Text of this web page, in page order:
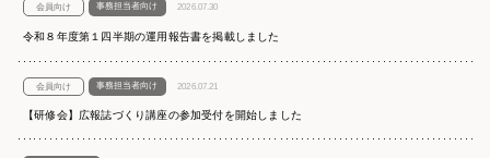
会員向け 事務担当者向け 2026.07.30
令和８年度第１四半期の運用報告書を掲載しました
会員向け 事務担当者向け 2026.07.21
【研修会】広報誌づくり講座の参加受付を開始しました